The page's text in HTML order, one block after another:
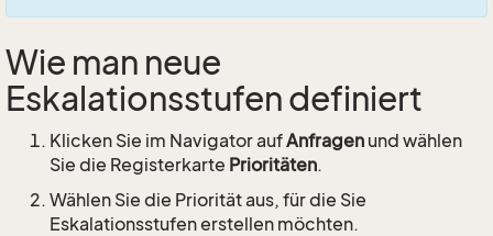
Wie man neue
Eskalationsstufen definiert
Klicken Sie im Navigator aufAnfragen und wählen
Sie die Registerkarte Prioritäten.
Wählen Sie die Priorität aus, für die Sie
Eskalationsstufen erstellen möchten.